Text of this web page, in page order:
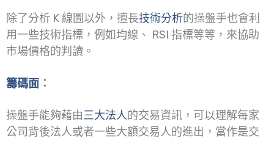
除了分析 K 線圖以外，擅長技術分析的操盤手也會利
用一些技術指標，例如均線、 RSI 指標等等，來協助
市場價格的判讀。
籌碼面 ：
操盤手能夠藉由三大法人的交易資訊，可以理解每家
公司背後法人或者一些大額交易人的進出，當作是交